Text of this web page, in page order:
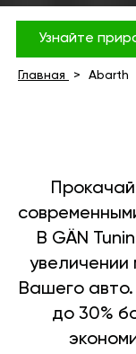
Узнайте
Главная Abarth
В GÄN
Вашего
до 30%